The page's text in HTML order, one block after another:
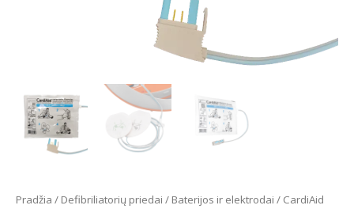
Pradžia / Defibriliatorių priedai / Baterijos ir elektrodai / CardiAid